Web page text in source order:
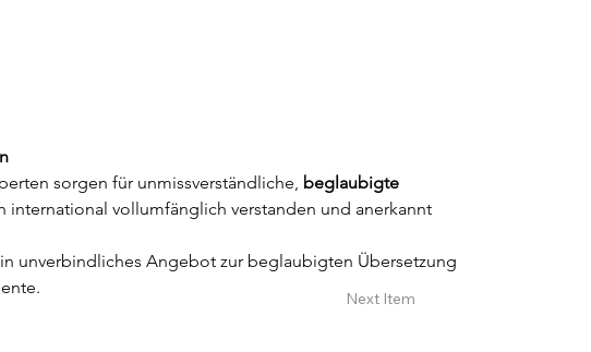
sorgen für unmissverständliche, beglaubigte
vollumfänglich verstanden und anerkannt
unverbindliches Angebot zur beglaubigten Übersetzung
Next Item